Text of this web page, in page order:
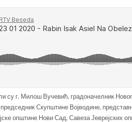
су г. Милош Вучевић, градоначелник
Скупштине Војводине,
општине Нови Сад, Савеза Јеврејских